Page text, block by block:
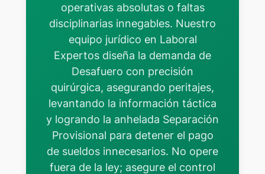
operativas absolutas o faltas
disciplinarias innegables. Nuestro
equipo jurídico en Laboral
Expertos diseña la demanda de
Desafuero con precisión
quirúrgica, asegurando peritajes,
levantando la información táctica
y logrando la anhelada Separación
Provisional para detener el pago
de sueldos innecesarios. No opere
fuera de la ley; asegure el control